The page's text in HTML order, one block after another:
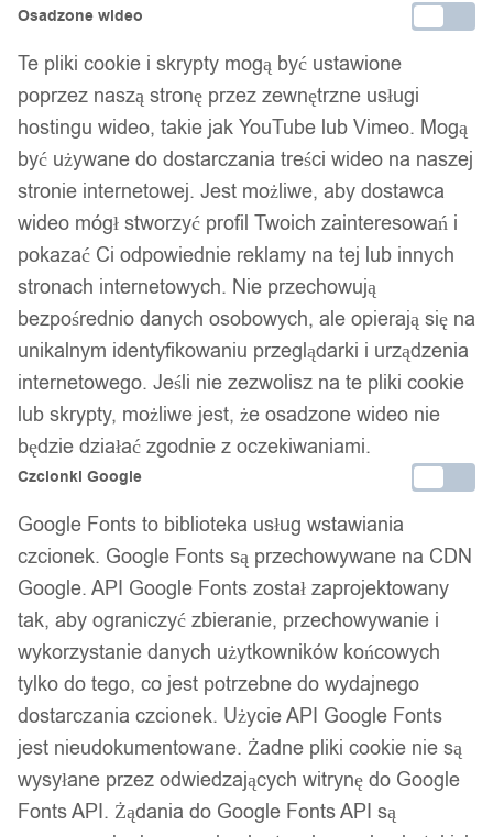
Zegarek męski kademan
elegancki datownik wr50 w1
74,99zł
Darmowa dostawa od 90 zł
Dostawa w 24h
Zamówienia złożone do 14:00 wysyłamy tego samego dnia.
Dostawa w 24h
Zamówienia złożone do 14:00 wysyłamy tego samego dnia.
Kod produktu:19e4b1a7dd84
Dostępny w magazynie - szybka dostawa
Dodaj do koszyka
Zamówienia złożone do 14:00 w dni robocze wysyłamy tego
samego dnia.
Osadzone wideo
Te pliki cookie i skrypty mogą być ustawione
poprzez naszą stronę przez zewnętrzne usługi
hostingu wideo, takie jak YouTube lub Vimeo. Mogą
być używane do dostarczania treści wideo na naszej
stronie internetowej. Jest możliwe, aby dostawca
wideo mógł stworzyć profil Twoich zainteresowań i
pokazać Ci odpowiednie reklamy na tej lub innych
stronach internetowych. Nie przechowują
bezpośrednio danych osobowych, ale opierają się na
unikalnym identyfikowaniu przeglądarki i urządzenia
internetowego. Jeśli nie zezwolisz na te pliki cookie
lub skrypty, możliwe jest, że osadzone wideo nie
będzie działać zgodnie z oczekiwaniami.
Czcionki Google
Google Fonts to biblioteka usług wstawiania
czcionek. Google Fonts są przechowywane na CDN
Google. API Google Fonts został zaprojektowany
tak, aby ograniczyć zbieranie, przechowywanie i
wykorzystanie danych użytkowników końcowych
tylko do tego, co jest potrzebne do wydajnego
dostarczania czcionek. Użycie API Google Fonts
jest nieudokumentowane. Żadne pliki cookie nie są
wysyłane przez odwiedzających witrynę do Google
Fonts API. Żądania do Google Fonts API są